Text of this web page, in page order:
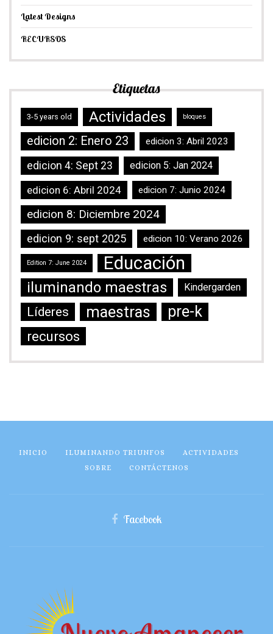
Latest Designs
RECURSOS
Etiquetas
3-5 years old Actividades bloques
edicion 2: Enero 23 edicion 3: Abril 2023
edicion 4: Sept 23 edicion 5: Jan 2024
edicion 6: Abril 2024 edicion 7: Junio 2024
edicion 8: Diciembre 2024
edicion 9: sept 2025 edicion 10: Verano 2026
Edition 7: June 2024 Educación
iluminando maestras Kindergarden
Líderes maestras pre-k
recursos
INICIO ILUMINANDO TRIUNFOS
ACTIVIDADES
SOBRE
CONTÁCTENOS
Facebook